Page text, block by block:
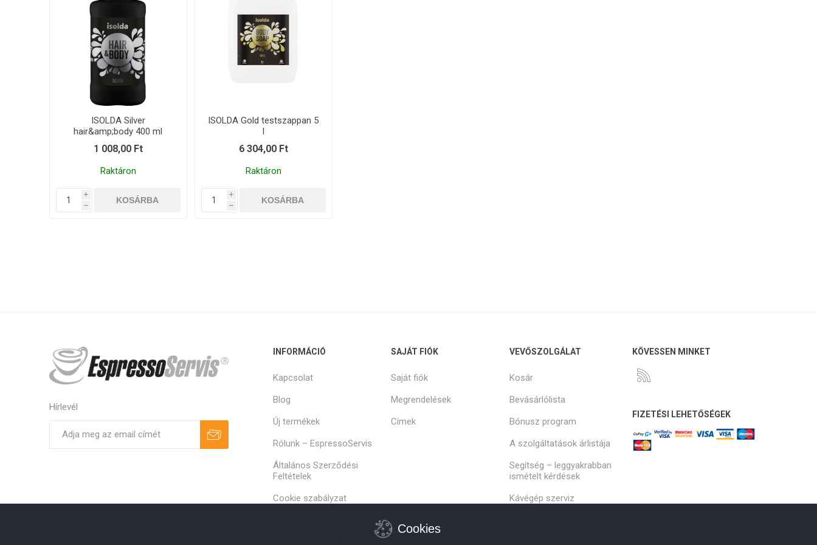
ISOLDA Silver
hair&amp;body 400 ml
1 008,00 Ft
Raktáron
i
h
ISOLDA Gold testszappan 5
l
6 304,00 Ft
Raktáron
i
h
Hírlevél
INFORMÁCIÓ
Kapcsolat
Blog
Új termékek
Rólunk – EspressoServis
Általános Szerződési
Feltételek
Cookie szabályzat
SAJÁT FIÓK
Saját fiók
Megrendelések
Címek
VEVŐSZOLGÁLAT
Kosár
Bevásárlólista
Bónusz program
A szolgáltatások árlistája
Segítség – leggyakrabban
ismételt kérdések
Kávégép szerviz
KÖVESSEN MINKET
FIZETÉSI LEHETŐSÉGEK
Cookies